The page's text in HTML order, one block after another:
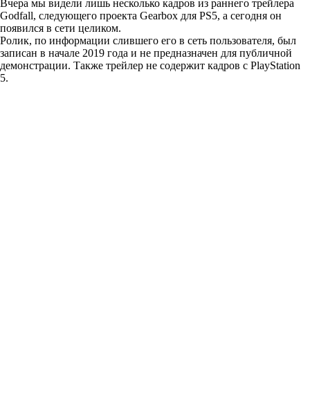
Вчера мы видели лишь несколько кадров из раннего трейлера
Godfall, следующего проекта Gearbox для PS5, а сегодня он
появился в сети целиком.
Ролик, по информации слившего его в сеть пользователя, был
записан в начале 2019 года и не предназначен для публичной
демонстрации. Также трейлер не содержит кадров с PlayStation
5.